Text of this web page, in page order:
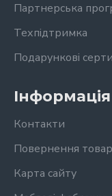
Партнерська
Техпідтримка
Подарункові
Інформація
Контакти
Повернення
Карта сайту